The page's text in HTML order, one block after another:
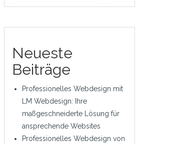
Neueste
Beiträge
Professionelles Webdesign mit
LM Webdesign: Ihre
maßgeschneiderte Lösung für
ansprechende Websites
Professionelles Webdesign von